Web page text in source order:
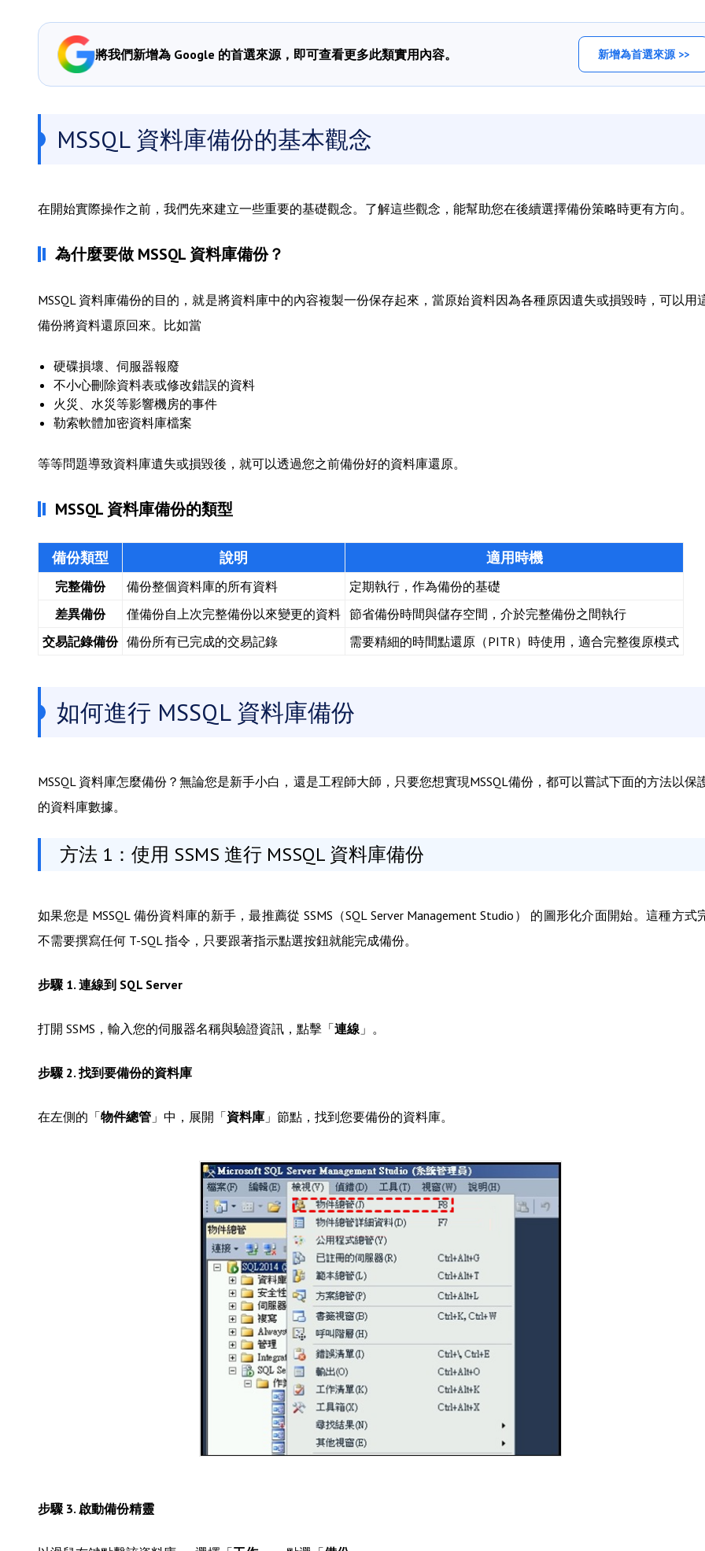
將我們新增為 Google 的首選來源，即可查看更多此類實用內容。 新增為首選來源 >>
MSSQL 資料庫備份的基本觀念
在開始實際操作之前，我們先來建立一些重要的基礎觀念。了解這些觀念，能幫助您在後續選擇備份策略時更有方向。
為什麼要做 MSSQL 資料庫備份？
MSSQL 資料庫備份的目的，就是將資料庫中的內容複製一份保存起來，當原始資料因為各種原因遺失或損毀時，可以用
備份將資料還原回來。比如當
硬碟損壞、伺服器報廢
不小心刪除資料表或修改錯誤的資料
火災、水災等影響機房的事件
勒索軟體加密資料庫檔案
等等問題導致資料庫遺失或損毀後，就可以透過您之前備份好的資料庫還原。
MSSQL 資料庫備份的類型
備份類型 說明 適用時機
完整備份 備份整個資料庫的所有資料
定期執行，作為備份的基礎
差異備份
僅備份自上次完整備份以來變更的資料 節省備份時間與儲存空間，介於完整備份之間執行
交易記錄備份 備份所有已完成的交易記錄 需要精細的時間點還原（PITR）時使用，適合完整復原模式
如何進行 MSSQL 資料庫備份
MSSQL 資料庫怎麼備份？無論您是新手小白，還是工程師大師，只要您想實現MSSQL備份，都可以嘗試下面的方法以保
的資料庫數據。
方法 1：使用 SSMS 進行 MSSQL 資料庫備份
如果您是 MSSQL 備份資料庫的新手，最推薦從 SSMS（SQL Server Management Studio） 的圖形化介面開始。這種方式
不需要撰寫任何 T-SQL 指令，只要跟著指示點選按鈕就能完成備份。
步驟 1. 連線到 SQL Server
打開 SSMS，輸入您的伺服器名稱與驗證資訊，點擊「連線 」。
步驟 2. 找到要備份的資料庫
在左側的「物件總管 」中，展開「資料庫 」節點，找到您要備份的資料庫。
步驟 3. 啟動備份精靈